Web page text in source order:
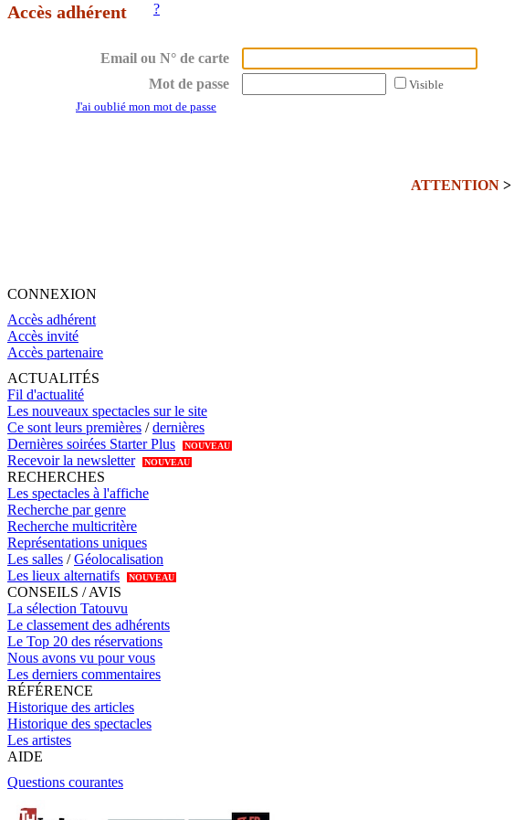
Accès adhérent ?
Email ou N° de carte
Mot de passe
Visible
J'ai oublié mon mot de passe
ATTENTION >
CONNEXION
Accès adhérent
Accès invité
Accès partenaire
ACTUALITÉS
Fil d'actualité
Les nouveaux spectacles sur le site
Ce sont leurs premières /dernières
Dernières soirées Starter Plus
NOUVEAU
Recevoir la newsletter NOUVEAU
RECHERCHES
Les spectacles à l'affiche
Recherche par genre
Recherche multicritère
Représentations uniques
Les salles /Géolocalisation
Les lieux alternatifs
NOUVEAU
CONSEILS / AVIS
La sélection Tatouvu
Le classement des adhérents
Le Top 20 des réservations
Nous avons vu pour vous
Les derniers commentaires
RÉFÉRENCE
Historique des articles
Historique des spectacles
Les artistes
AIDE
Questions courantes